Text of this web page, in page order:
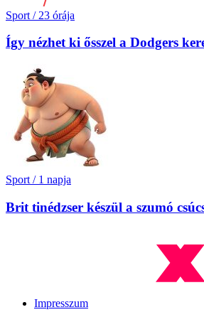
Sport / 23 órája
Így nézhet ki ősszel a Dodgers
Sport / 1 napja
Brit tinédzser készül a szumó
Impresszum